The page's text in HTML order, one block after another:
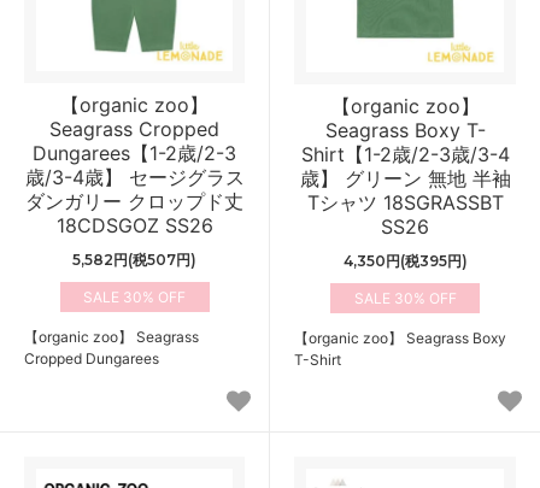
【organic zoo】
Seagrass Cropped
Dungarees【1-2歳/2-3
歳/3-4歳】 セージグラス
ダンガリー クロップド丈
18CDSGOZ SS26
5,582円(税507円)
30%
【organic zoo】 Seagrass
Cropped Dungarees
【organic zoo】
Seagrass Boxy T-
Shirt【1-2歳/2-3歳/3-4
歳】 グリーン 無地 半袖
Tシャツ 18SGRASSBT
SS26
4,350円(税395円)
30%
【organic zoo】 Seagrass Boxy
T-Shirt